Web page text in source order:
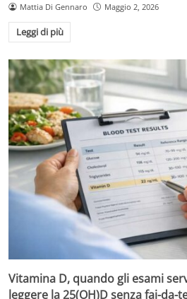
Mattia Di Gennaro Maggio 2, 2026
Leggi di più
Vitamina D, quando gli esami
leggere la 25(OH)D senza fai-da-